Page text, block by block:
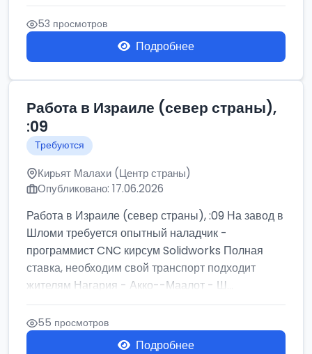
53 просмотров
Подробнее
Работа в Израиле (север страны),
:09
Требуются
Кирьят Малахи (Центр страны)
Опубликовано: 17.06.2026
Работа в Израиле (север страны), :09 На завод в
Шломи требуется опытный наладчик -
программист CNC кирсум Solidworks Полная
ставка, необходим свой транспорт подходит
жителям Нагария - Акко--Маалот - Ш...
55 просмотров
Подробнее